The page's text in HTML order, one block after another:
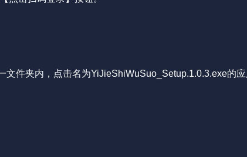
件夹内，点击名为YiJieShiWuSuo_Setup.1.0.3.exe的应